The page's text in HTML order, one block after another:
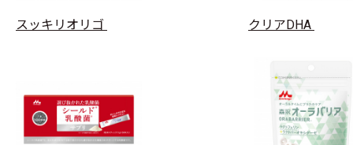
スッキリオリゴ クリアDHA